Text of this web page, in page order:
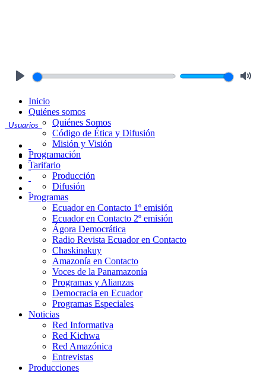
Usuarios
Inicio
Quiénes somos
Quiénes Somos
Código de Ética y Difusión
Misión y Visión
Programación
Tarifario
Producción
Difusión
Programas
Ecuador en Contacto 1º emisión
Ecuador en Contacto 2º emisión
Ágora Democrática
Radio Revista Ecuador en Contacto
Chaskinakuy
Amazonía en Contacto
Voces de la Panamazonía
Programas y Alianzas
Democracia en Ecuador
Programas Especiales
Noticias
Red Informativa
Red Kichwa
Red Amazónica
Entrevistas
Producciones